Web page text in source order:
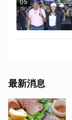
05
最新消息